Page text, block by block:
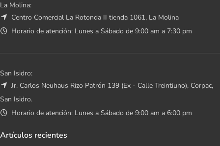
La Molina:
Centro Comercial La Rotonda II tienda 1061, La Molina
Horario de atención: Lunes a Sábado de 9:00 am a 7:30 pm
San Isidro:
Jr. Carlos Neuhaus Rizo Patrón 139 (Ex - Calle Treintiuno), Corpac,
San Isidro.
Horario de atención: Lunes a Sábado de 9:00 am a 6:00 pm
Artículos recientes